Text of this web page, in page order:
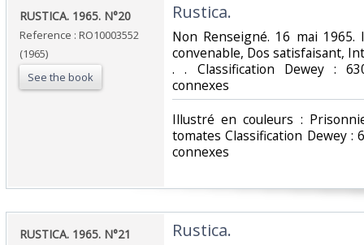
‎RUSTICA. 1965. N°20‎
Reference : RO10003552
(1965)
See the book
‎Rustica.‎
‎Non Renseigné. 16 mai 1965.
convenable, Dos satisfaisant,
. . Classification Dewey :
connexes‎
‎Illustré en couleurs :
tomates Classification Dewey
connexes‎
‎RUSTICA. 1965. N°21‎ ‎Rustica.‎